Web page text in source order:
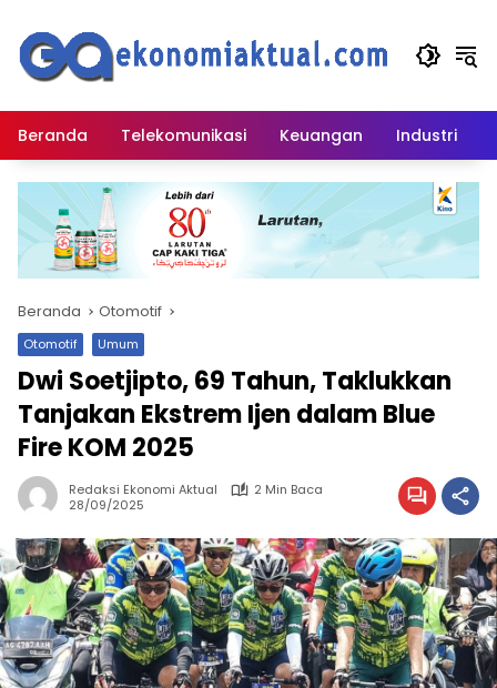
konten
Beranda Telekomunikasi Keuangan Industri
Beranda Otomotif
Otomotif Umum
Dwi Soetjipto, 69 Tahun, Taklukkan
Tanjakan Ekstrem Ijen dalam Blue
Fire KOM 2025
Redaksi Ekonomi Aktual
2 Min Baca
28/09/2025